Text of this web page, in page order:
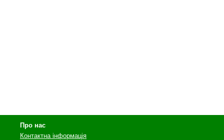
Про нас
Контактна інформація